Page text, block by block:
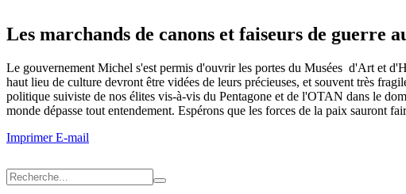
Les marchands de canons et faiseurs de guerre
Le gouvernement Michel s'est permis d'ouvrir les portes du Musées d'Art et
haut lieu de culture devront être vidées de leurs précieuses, et souvent très
politique suiviste de nos élites vis-à-vis du Pentagone et de l'OTAN dans le
monde dépasse tout entendement. Espérons que les forces de la paix sauront
ImprimerE-mail